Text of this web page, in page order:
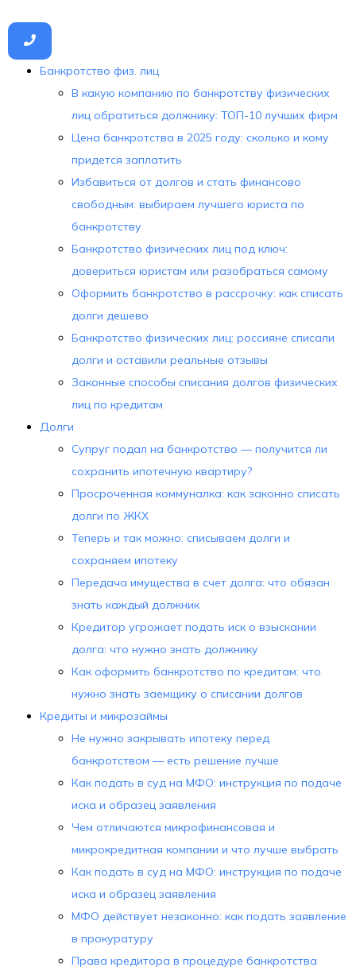
Банкротство физ. лиц
В какую компанию по банкротству физических
лиц обратиться должнику: ТОП-10 лучших фирм
Цена банкротства в 2025 году: сколько и кому
придется заплатить
Избавиться от долгов и стать финансово
свободным: выбираем лучшего юриста по
банкротству
Банкротство физических лиц под ключ:
довериться юристам или разобраться самому
Оформить банкротство в рассрочку: как списать
долги дешево
Банкротство физических лиц: россияне списали
долги и оставили реальные отзывы
Законные способы списания долгов физических
лиц по кредитам
Долги
Супруг подал на банкротство — получится ли
сохранить ипотечную квартиру?
Просроченная коммуналка: как законно списать
долги по ЖКХ
Теперь и так можно: списываем долги и
сохраняем ипотеку
Передача имущества в счет долга: что обязан
знать каждый должник
Кредитор угрожает подать иск о взыскании
долга: что нужно знать должнику
Как оформить банкротство по кредитам: что
нужно знать заемщику о списании долгов
Кредиты и микрозаймы
Не нужно закрывать ипотеку перед
банкротством — есть решение лучше
Как подать в суд на МФО: инструкция по подаче
иска и образец заявления
Чем отличаются микрофинансовая и
микрокредитная компании и что лучше выбрать
Как подать в суд на МФО: инструкция по подаче
иска и образец заявления
МФО действует незаконно: как подать заявление
в прокуратуру
Права кредитора в процедуре банкротства